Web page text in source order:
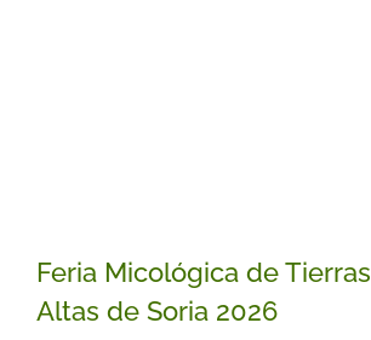
Feria Micológica de Tierras
Altas de Soria 2026